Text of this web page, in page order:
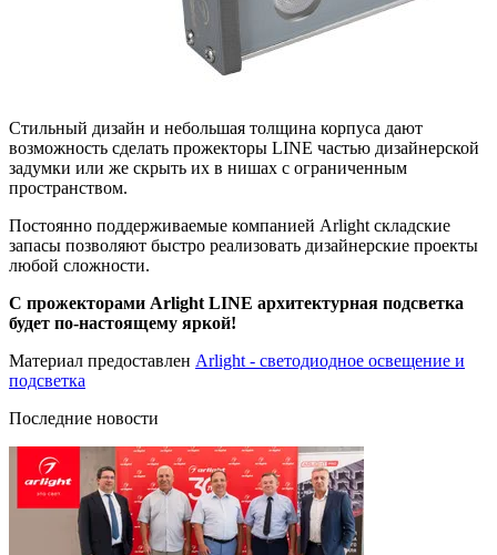
Стильный дизайн и небольшая толщина корпуса дают
возможность сделать прожекторы LINE частью дизайнерской
задумки или же скрыть их в нишах с ограниченным
пространством.
Постоянно поддерживаемые компанией Arlight складские
запасы позволяют быстро реализовать дизайнерские проекты
любой сложности.
С прожекторами Arlight LINE архитектурная подсветка
будет по-настоящему яркой!
Материал предоставлен Arlight - светодиодное освещение и
подсветка
Последние новости